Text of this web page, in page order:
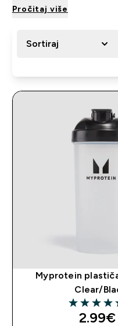
Pročitaj više
Sortiraj
Myprotein
Clear/
4.83 out of
2.99€‎